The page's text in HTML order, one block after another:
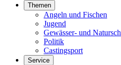
Themen
Angeln und Fischen
Jugend
Gewässer- und
Politik
Castingsport
Service